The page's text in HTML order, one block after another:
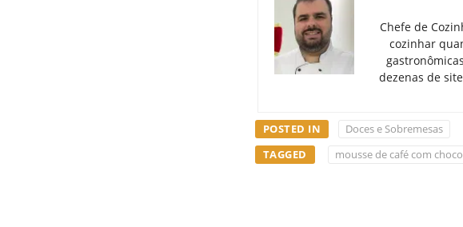
Chefe de
cozinhar
dezenas de
POSTED IN
Doces e Sobremesas
TAGGED
mousse de café com